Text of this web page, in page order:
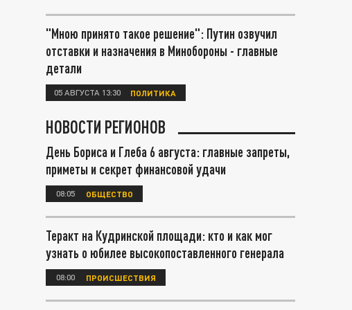
"Мною принято такое решение": Путин озвучил
отставки и назначения в Минобороны - главные
детали
05 АВГУСТА 13:30 ПОЛИТИКА
НОВОСТИ РЕГИОНОВ
День Бориса и Глеба 6 августа: главные запреты,
приметы и секрет финансовой удачи
08:05 ОБЩЕСТВО
Теракт на Кудринской площади: кто и как мог
узнать о юбилее высокопоставленного генерала
08:00 ПРОИСШЕСТВИЯ